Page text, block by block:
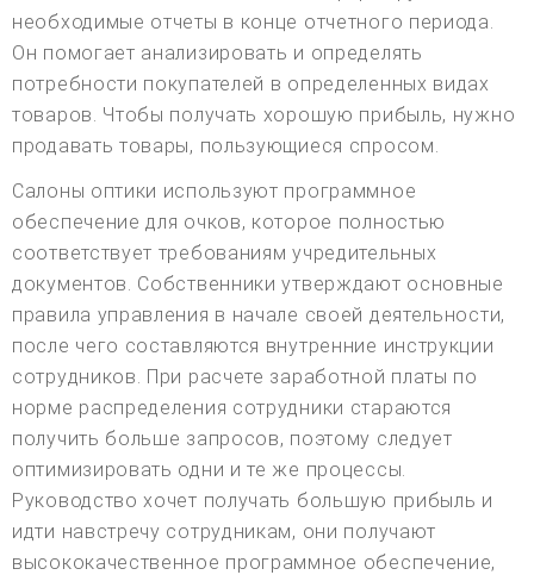
необходимые отчеты в конце отчетного периода.
Он помогает анализировать и определять
потребности покупателей в определенных видах
товаров. Чтобы получать хорошую прибыль, нужно
продавать товары, пользующиеся спросом.
Салоны оптики используют программное
обеспечение для очков, которое полностью
соответствует требованиям учредительных
документов. Собственники утверждают основные
правила управления в начале своей деятельности,
после чего составляются внутренние инструкции
сотрудников. При расчете заработной платы по
норме распределения сотрудники стараются
получить больше запросов, поэтому следует
оптимизировать одни и те же процессы.
Руководство хочет получать большую прибыль и
идти навстречу сотрудникам, они получают
высококачественное программное обеспечение,